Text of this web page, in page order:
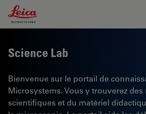
Leica Microsystems Logo
Science Lab
Bienvenue sur le portail de
Microsystems. Vous y trouverez des
scientifiques et du matériel